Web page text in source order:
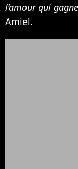
l’amour qui
Amiel.